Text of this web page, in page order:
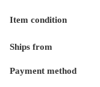
Item condition
Ships from
Payment method